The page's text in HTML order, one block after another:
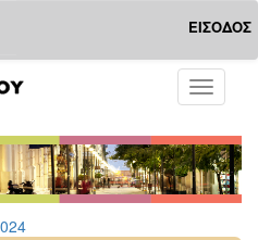
ΕΙΣΟΔΟΣ
Toggle